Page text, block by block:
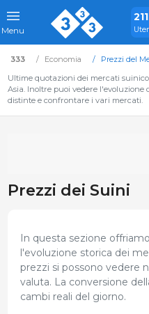
Menu
333 Economia
Prezzi del
Ultime quotazioni dei mercati
Asia. Inoltre puoi vedere
distinte e confrontare i vari mercati.
Prezzi dei Suini
In questa sezione
l'evoluzione storica dei
prezzi si possono vedere
valuta. La conversione
cambi reali del giorno.